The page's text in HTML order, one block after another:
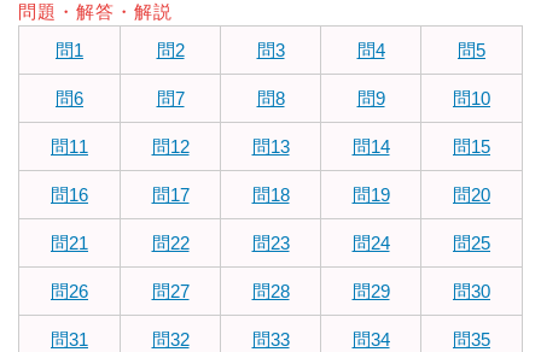
問題・解答・解説
問1
問2 問3 問4 問5
問6 問7 問8 問9 問10
問11 問12 問13 問14 問15
問16 問17 問18 問19 問20
問21 問22 問23 問24 問25
問26 問27 問28 問29 問30
問31 問32 問33 問34 問35